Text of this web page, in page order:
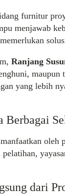
furnitur
menjawab
Ranjang
yang lebih
Berbagai
oleh
dari